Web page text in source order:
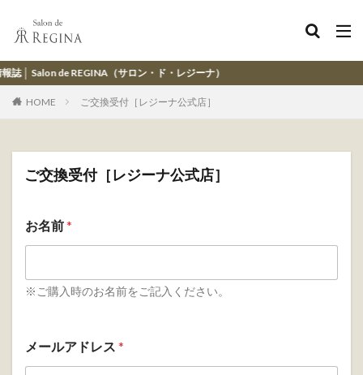
de REGINA（サロン・ド・レジーナ）
HOME ご交換受付［レジーナ公式店］
ご交換受付［レジーナ公式店］
お名前*
※ご購入時のお名前をご記入ください。
メールアドレス *